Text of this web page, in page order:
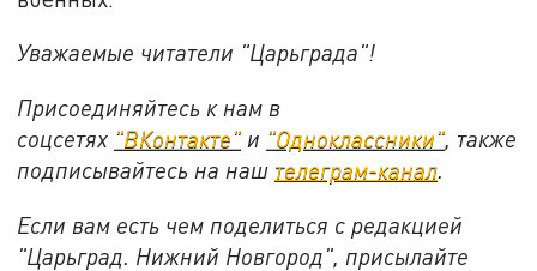
Уважаемые читатели "Царьграда"!
Присоединяйтесь к нам в
соцсетях "ВКонтакте" и "Одноклассники", также
подписывайтесь на наш телеграм-канал.
Если вам есть чем поделиться с редакцией
"Царьград. Нижний Новгород", присылайте